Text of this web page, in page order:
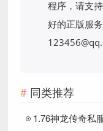
程序，请支
好的正版服
同类推荐